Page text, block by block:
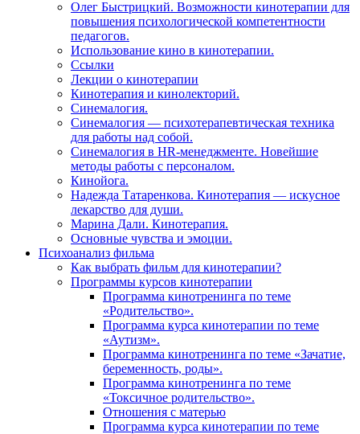
Олег Быстрицкий. Возможности кинотерапии для
повышения психологической компетентности
педагогов.
Использование кино в кинотерапии.
Ссылки
Лекции о кинотерапии
Кинотерапия и кинолекторий.
Синемалогия.
Синемалогия — психотерапевтическая техника
для работы над собой.
Синемалогия в HR-менеджменте. Новейшие
методы работы с персоналом.
Кинойога.
Надежда Татаренкова. Кинотерапия — искусное
лекарство для души.
Марина Дали. Кинотерапия.
Основные чувства и эмоции.
Психоанализ фильма
Как выбрать фильм для кинотерапии?
Программы курсов кинотерапии
Программа кинотренинга по теме
«Родительство».
Программа курса кинотерапии по теме
«Аутизм».
Программа кинотренинга по теме «Зачатие,
беременность, роды».
Программа кинотренинга по теме
«Токсичное родительство».
Отношения с матерью
Программа курса кинотерапии по теме